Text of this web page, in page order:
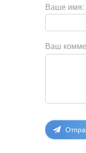
Ваше имя:
Ваш